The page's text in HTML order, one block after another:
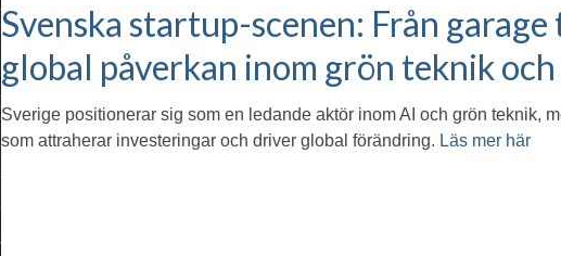
Svenska startup-scenen: Från garage
global påverkan inom grön teknik och
Sverige positionerar sig som en ledande aktör inom AI och grön teknik,
som attraherar investeringar och driver global förändring. Läs mer här